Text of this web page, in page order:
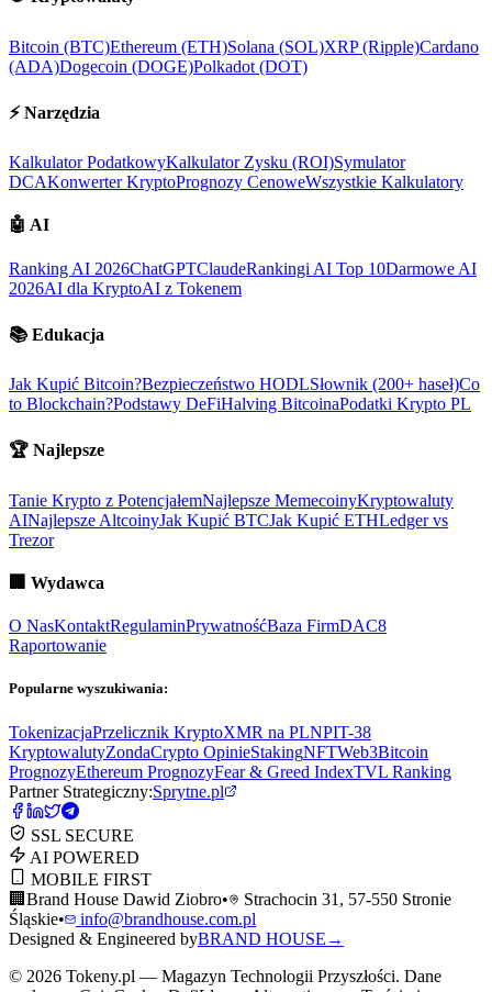
Bitcoin (BTC)Ethereum (ETH)Solana (SOL)XRP (Ripple)Cardano
(ADA)Dogecoin (DOGE)Polkadot (DOT)
⚡ Narzędzia
Kalkulator PodatkowyKalkulator Zysku (ROI)Symulator
DCAKonwerter KryptoPrognozy CenoweWszystkie Kalkulatory
🤖 AI
Ranking AI 2026ChatGPTClaudeRankingi AI Top 10Darmowe AI
2026AI dla KryptoAI z Tokenem
📚 Edukacja
Jak Kupić Bitcoin?Bezpieczeństwo HODLSłownik (200+ haseł)Co
to Blockchain?Podstawy DeFiHalving BitcoinaPodatki Krypto PL
🏆 Najlepsze
Tanie Krypto z PotencjałemNajlepsze MemecoinyKryptowaluty
AINajlepsze AltcoinyJak Kupić BTCJak Kupić ETHLedger vs
Trezor
🏢 Wydawca
O NasKontaktRegulaminPrywatnośćBaza FirmDAC8
Raportowanie
Popularne wyszukiwania:
TokenizacjaPrzelicznik KryptoXMR na PLNPIT-38
KryptowalutyZondaCrypto OpinieStakingNFTWeb3Bitcoin
PrognozyEthereum PrognozyFear & Greed IndexTVL Ranking
Partner Strategiczny:Sprytne.pl
SSL SECURE
AI POWERED
MOBILE FIRST
🏢 Brand House Dawid Ziobro•
Strachocin 31, 57-550 Stronie
Śląskie•
info@brandhouse.com.pl
Designed & Engineered byBRAND HOUSE →
© 2026 Tokeny.pl — Magazyn Technologii Przyszłości. Dane